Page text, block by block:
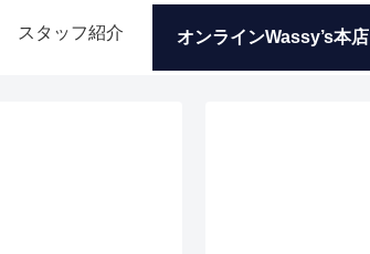
スタッフ紹介 オンラインWassy’s本店